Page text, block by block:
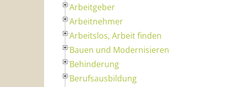
Arbeitgeber
Arbeitnehmer
Arbeitslos, Arbeit finden
Bauen und Modernisieren
Behinderung
Berufsausbildung